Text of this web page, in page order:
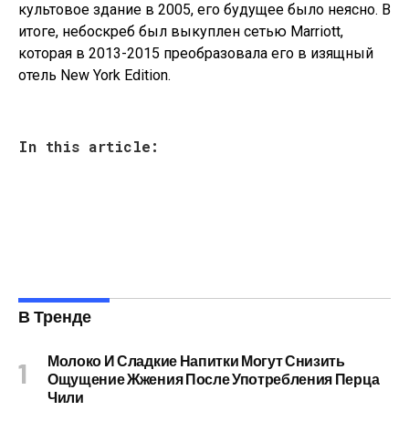
культовое здание в 2005, его будущее было неясно. В
итоге, небоскреб был выкуплен сетью Marriott,
которая в 2013-2015 преобразовала его в изящный
отель New York Edition.
In this article:
В Тренде
Молоко И Сладкие Напитки Могут Снизить
Ощущение Жжения После Употребления Перца
Чили